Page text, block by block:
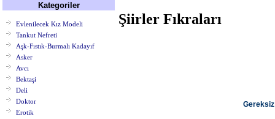
Kategoriler
Evlenilecek Kız Modeli
Tankut Nefreti
Aşk-Fıstık-Burmalı Kadayıf
Asker
Avcı
Bektaşi
Deli
Doktor
Erotik
Şiirler Fıkraları